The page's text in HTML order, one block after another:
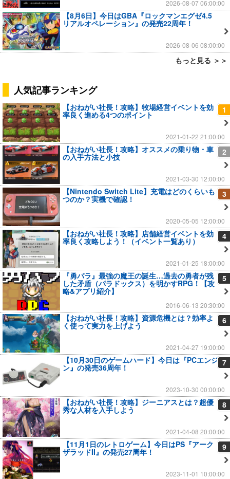
2026-08-07 06:00:00
【8月6日】今日はGBA『ロックマンエグゼ4.5
リアルオペレーション』の発売22周年！
2026-08-06 08:00:00
もっと見る ＞＞
人気記事ランキング
1
【おねがい社長！攻略】牧場経営イベントを効
率良く進める4つのポイント
2021-01-22 21:00:00
2
【おねがい社長！攻略】オススメの乗り物・車
の入手方法と小技
2021-03-30 12:00:00
3
【Nintendo Switch Lite】充電はどのくらいも
つのか？実機で確認！
2020-05-05 12:00:00
4
【おねがい社長！攻略】店舗経営イベントを効
率良く攻略しよう！（イベント一覧あり）
2021-01-25 18:00:00
5
『勇パラ』最強の魔王の誕生…過去の勇者が残
した矛盾（パラドックス）を明かすRPG！【攻
略&アプリ紹介】
2016-06-13 20:30:00
6
【おねがい社長！攻略】資源危機とは？効率よ
く使って実力を上げよう
2021-04-27 19:00:00
7
【10月30日のゲームハード】今日は『PCエンジ
ン』の発売36周年！
2023-10-30 00:00:00
8
【おねがい社長！攻略】ジーニアスとは？超優
秀な人材を入手しよう
2021-04-08 20:00:00
9
【11月1日のレトロゲーム】今日はPS『アーク
ザラッドII』の発売27周年！
2023-11-01 10:00:00